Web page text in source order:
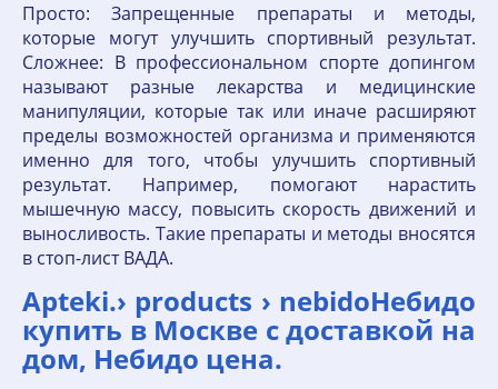
Просто: Запрещенные препараты и методы,
которые могут улучшить спортивный результат.
Сложнее: В профессиональном спорте допингом
называют разные лекарства и медицинские
манипуляции, которые так или иначе расширяют
пределы возможностей организма и применяются
именно для того, чтобы улучшить спортивный
результат. Например, помогают нарастить
мышечную массу, повысить скорость движений и
выносливость. Такие препараты и методы вносятся
в стоп-лист ВАДА.
Apteki.› products › nebidoНебидо
купить в Москве с доставкой на
дом, Небидо цена.